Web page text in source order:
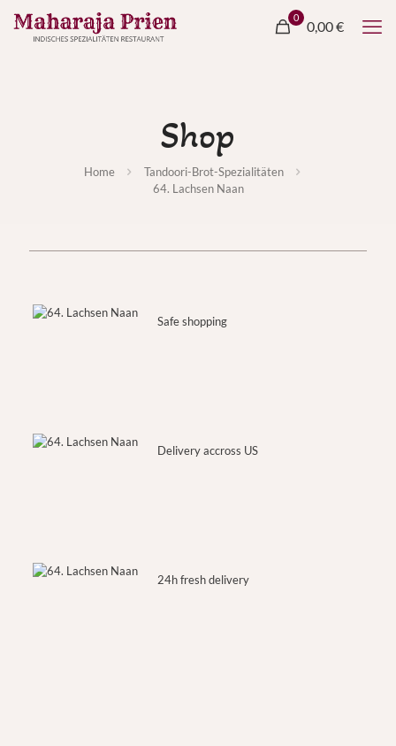
0
0,00 €
Shop
Home
Tandoori-Brot-Spezialitäten
64. Lachsen Naan
Safe shopping
Delivery accross US
24h fresh delivery